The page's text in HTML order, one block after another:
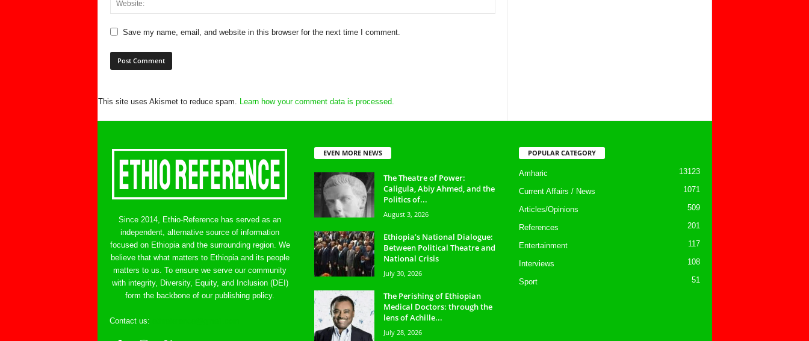
Save my name, email, and website in this browser for the next time I comment.
This site uses Akismet to reduce spam. Learn how your comment data is processed.
Since 2014, Ethio-Reference has served as an
independent, alternative source of information
focused on Ethiopia and the surrounding region. We
believe that what matters to Ethiopia and its people
matters to us. To ensure we serve our community
with integrity, Diversity, Equity, and Inclusion (DEI)
form the backbone of our publishing policy.
Contact us:
EVEN MORE NEWS
The Theatre of Power:
Caligula, Abiy Ahmed, and the
Politics of...
August 3, 2026
Ethiopia’s National Dialogue:
Between Political Theatre and
National Crisis
July 30, 2026
The Perishing of Ethiopian
Medical Doctors: through the
lens of Achille...
July 28, 2026
POPULAR CATEGORY
Amharic 13123
Current Affairs / News 1071
Articles/Opinions 509
References 201
Entertainment 117
Interviews 108
Sport 51